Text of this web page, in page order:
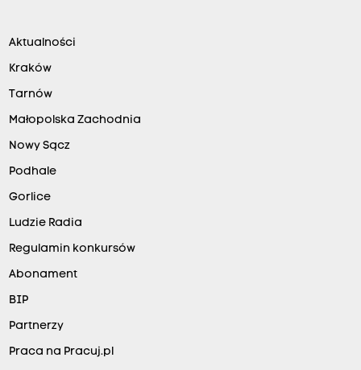
Aktualności
Kraków
Tarnów
Małopolska Zachodnia
Nowy Sącz
Podhale
Gorlice
Ludzie Radia
Regulamin konkursów
Abonament
BIP
Partnerzy
Praca na Pracuj.pl